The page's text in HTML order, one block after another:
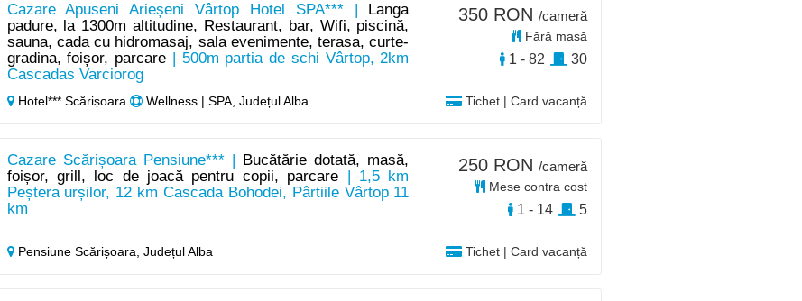
Cazare Apuseni Arieșeni Vârtop Hotel SPA*** |
Langa
padure, la 1300m altitudine, Restaurant, bar, Wifi, piscină,
sauna, cada cu hidromasaj, sala evenimente, terasa, curte-
gradina, foișor, parcare | 500m partia de schi Vârtop, 2km
Cascadas Varciorog
Hotel*** Scărișoara Wellness | SPA, Județul Alba Tichet | Card vacanță
350 RON /cameră
Fără masă
1 - 82 30
Cazare Scărișoara Pensiune*** |
Bucătărie dotată, masă,
foișor, grill, loc de joacă pentru copii, parcare | 1,5 km
Peștera urșilor, 12 km Cascada Bohodei, Pârtiile Vârtop 11
km
Pensiune Scărișoara, Județul Alba Tichet | Card vacanță
250 RON /cameră
Mese contra cost
1 - 14 5